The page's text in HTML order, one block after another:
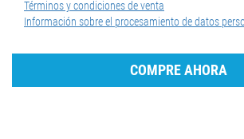
Términos y condiciones de venta
Información sobre el procesamiento de datos
COMPRE AHORA